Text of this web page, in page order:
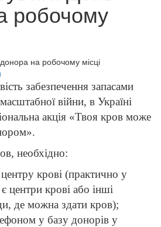
робочому
забезпечення запасами
війни, в Україні
акція «Твоя кров може
необхідно:
крові (практично у
центри крові або інші
де можна здати кров);
у базу донорів у